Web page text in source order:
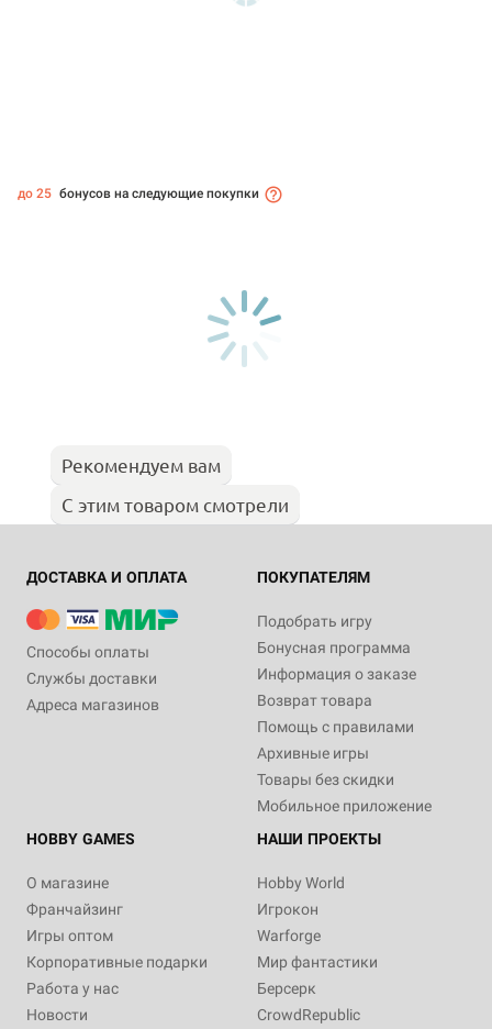
до 25 бонусов на следующие покупки
Рекомендуем вам
С этим товаром смотрели
ДОСТАВКА И ОПЛАТА
Способы оплаты
Службы доставки
Адреса магазинов
ПОКУПАТЕЛЯМ
Подобрать игру
Бонусная программа
Информация о заказе
Возврат товара
Помощь с правилами
Архивные игры
Товары без скидки
Мобильное приложение
HOBBY GAMES
О магазине
Франчайзинг
Игры оптом
Корпоративные подарки
Работа у нас
Новости
НАШИ ПРОЕКТЫ
Hobby World
Игрокон
Warforge
Мир фантастики
Берсерк
CrowdRepublic